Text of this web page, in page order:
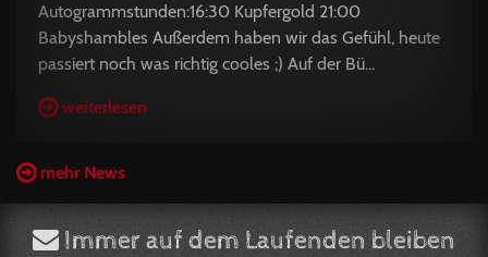
Autogrammstunden:16:30 Kupfergold 21:00
Babyshambles Außerdem haben wir das Gefühl, heute
passiert noch was richtig cooles ;) Auf der Bü...
weiterlesen
mehr News
Immer auf dem Laufenden bleiben